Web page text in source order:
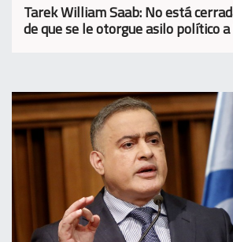
Tarek William Saab: No está
de que se le otorgue asilo político